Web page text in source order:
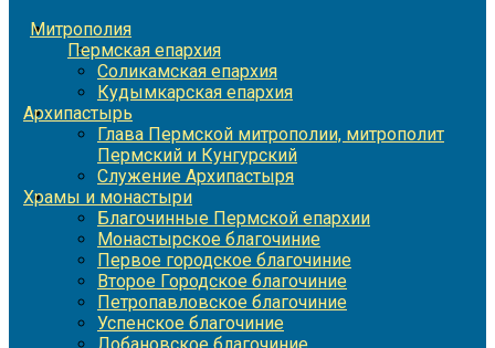
Митрополия
Пермская епархия
Соликамская епархия
Кудымкарская епархия
Архипастырь
Глава Пермской митрополии, митрополит
Пермский и Кунгурский
Служение Архипастыря
Храмы и монастыри
Благочинные Пермской епархии
Монастырское благочиние
Первое городское благочиние
Второе Городское благочиние
Петропавловское благочиние
Успенское благочиние